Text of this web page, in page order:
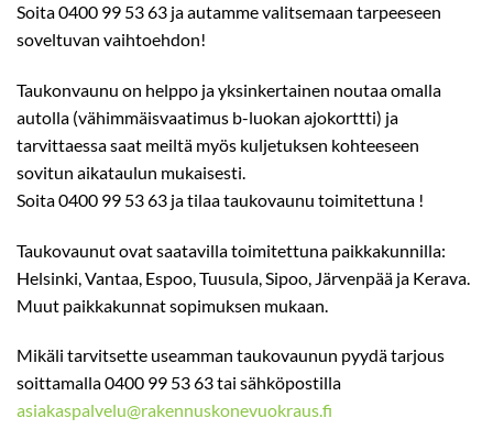
Soita 0400 99 53 63 ja autamme valitsemaan tarpeeseen
soveltuvan vaihtoehdon!
Taukonvaunu on helppo ja yksinkertainen noutaa omalla
autolla (vähimmäisvaatimus b-luokan ajokorttti) ja
tarvittaessa saat meiltä myös kuljetuksen kohteeseen
sovitun aikataulun mukaisesti.
Soita 0400 99 53 63 ja tilaa taukovaunu toimitettuna !
Taukovaunut ovat saatavilla toimitettuna paikkakunnilla:
Helsinki, Vantaa, Espoo, Tuusula, Sipoo, Järvenpää ja Kerava.
Muut paikkakunnat sopimuksen mukaan.
Mikäli tarvitsette useamman taukovaunun pyydä tarjous
soittamalla 0400 99 53 63 tai sähköpostilla
asiakaspalvelu@rakennuskonevuokraus.fi